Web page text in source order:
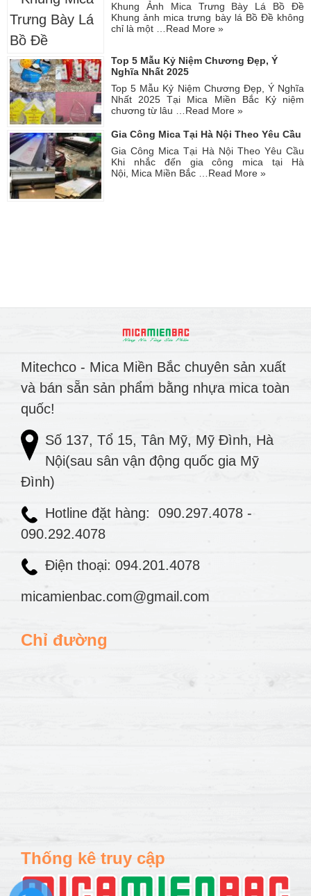
Khung Ảnh Mica Trưng Bày Lá Bồ Đề
Khung ảnh mica trưng bày lá Bồ Đề không
chỉ là một … Read More »
Top 5 Mẫu Kỷ Niệm Chương Đẹp, Ý
Nghĩa Nhất 2025
Top 5 Mẫu Kỷ Niệm Chương Đẹp, Ý Nghĩa
Nhất 2025 Tại Mica Miền Bắc Kỷ niệm
chương từ lâu … Read More »
Gia Công Mica Tại Hà Nội Theo Yêu Cầu
Gia Công Mica Tại Hà Nội Theo Yêu Cầu
Khi nhắc đến gia công mica tại Hà
Nội, Mica Miền Bắc …Read More »
Mitechco - Mica Miền Bắc chuyên sản xuất
và bán sẵn sản phẩm bằng nhựa mica toàn
quốc!
Số 137, Tổ 15, Tân Mỹ, Mỹ Đình, Hà
Nội(sau sân vận động quốc gia Mỹ
Đình)
Hotline đặt hàng: 090.297.4078 -
090.292.4078
Điện thoại: 094.201.4078
micamienbac.com@gmail.com
Chỉ đường
Thống kê truy cập